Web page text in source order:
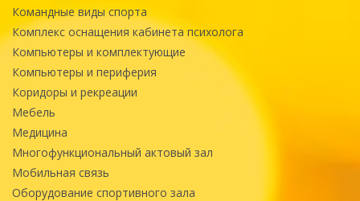
Командные виды спорта
Комплекс оснащения кабинета психолога
Компьютеры и комплектующие
Компьютеры и периферия
Коридоры и рекреации
Мебель
Медицина
Многофункциональный актовый зал
Мобильная связь
Оборудование спортивного зала